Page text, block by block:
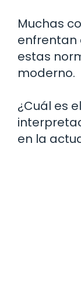
Muchas
enfrentan
estas
moderno.
¿Cuál es
en la